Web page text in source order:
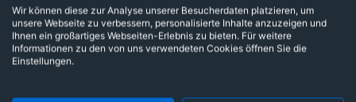
Branchen
Wir können diese zur Analyse unserer Besucherdaten platzieren, um
unsere Webseite zu verbessern, personalisierte Inhalte anzuzeigen und
Ihnen ein großartiges Webseiten-Erlebnis zu bieten. Für weitere
Informationen zu den von uns verwendeten Cookies öffnen Sie die
Einstellungen.